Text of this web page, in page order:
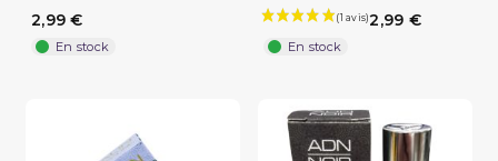
2,99 €
En stock
2,99 €
En stock